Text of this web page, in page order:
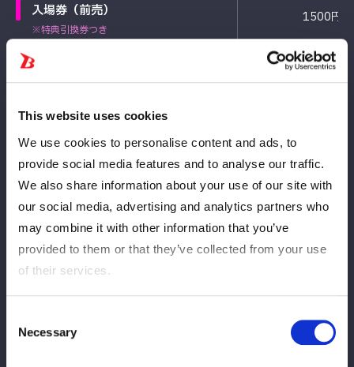
This website uses cookies
We use cookies to personalise content and ads, to
provide social media features and to analyse our traffic.
We also share information about your use of our site with
our social media, advertising and analytics partners who
may combine it with other information that you’ve
provided to them or that they’ve collected from your use
of their services.
Selection
Necessary
入場券（前売）
※特典引換券つき
1500円
2300円
Jadwal penjualan
各日程当日券の販売は会場のみ。＋800円となります。
Jenis tiket
4月1日(水)